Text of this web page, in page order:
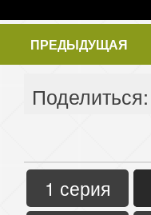
ПРЕДЫДУЩАЯ
Поделиться:
1 серия